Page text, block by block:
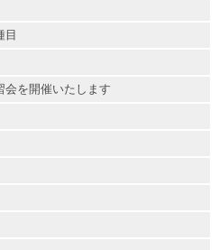
目
会を開催いたします